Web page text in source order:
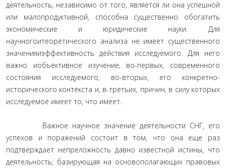
деятельность, независимо от того, является ли она успешной
или малопродуктивной, способна существенно обогатить
экономические и юридические науки. Для
научногоитеоретического анализа не имеет существенного
значенияиэффективность действия исследуемого. Для него
важно иобъективное изучение, во-первых, современного
состояния исследуемого, во-вторых, его конкретно-
исторического контекста и, в-третьих, причин, в силу которых
исследуемое имеет то, что имеет.
Важное научное значение деятельности СНГ, его
успехов и поражений состоит в том, что она еще раз
подтверждает непреложность давно известной истины, что
деятельность, базирующая на основополагающих правовых